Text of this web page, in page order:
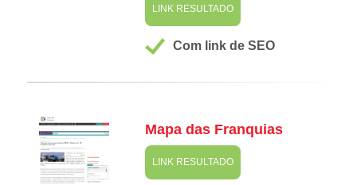
LINK RESULTADO
Com link de SEO
Mapa das Franquias
LINK RESULTADO